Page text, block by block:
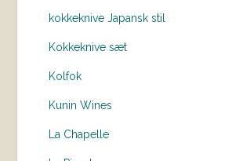
kokkeknive Japansk stil
Kokkeknive sæt
Kolfok
Kunin Wines
La Chapelle